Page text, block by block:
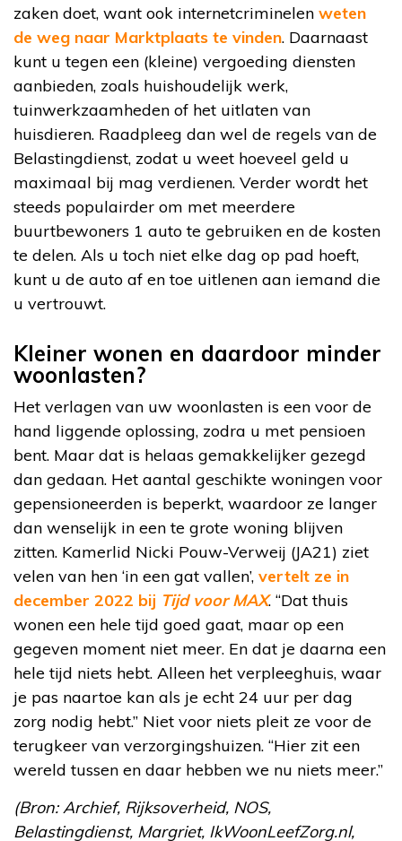
zaken doet, want ook internetcriminelen weten
de weg naar Marktplaats te vinden. Daarnaast
kunt u tegen een (kleine) vergoeding diensten
aanbieden, zoals huishoudelijk werk,
tuinwerkzaamheden of het uitlaten van
huisdieren. Raadpleeg dan wel de regels van de
Belastingdienst, zodat u weet hoeveel geld u
maximaal bij mag verdienen. Verder wordt het
steeds populairder om met meerdere
buurtbewoners 1 auto te gebruiken en de kosten
te delen. Als u toch niet elke dag op pad hoeft,
kunt u de auto af en toe uitlenen aan iemand die
u vertrouwt.
Kleiner wonen en daardoor minder
woonlasten?
Het verlagen van uw woonlasten is een voor de
hand liggende oplossing, zodra u met pensioen
bent. Maar dat is helaas gemakkelijker gezegd
dan gedaan. Het aantal geschikte woningen voor
gepensioneerden is beperkt, waardoor ze langer
dan wenselijk in een te grote woning blijven
zitten. Kamerlid Nicki Pouw-Verweij (JA21) ziet
velen van hen ‘in een gat vallen’, vertelt ze in
december 2022 bij Tijd voor MAX. “Dat thuis
wonen een hele tijd goed gaat, maar op een
gegeven moment niet meer. En dat je daarna een
hele tijd niets hebt. Alleen het verpleeghuis, waar
je pas naartoe kan als je echt 24 uur per dag
zorg nodig hebt.” Niet voor niets pleit ze voor de
terugkeer van verzorgingshuizen. “Hier zit een
wereld tussen en daar hebben we nu niets meer.”
(Bron: Archief, Rijksoverheid, NOS,
Belastingdienst, Margriet, IkWoonLeefZorg.nl,